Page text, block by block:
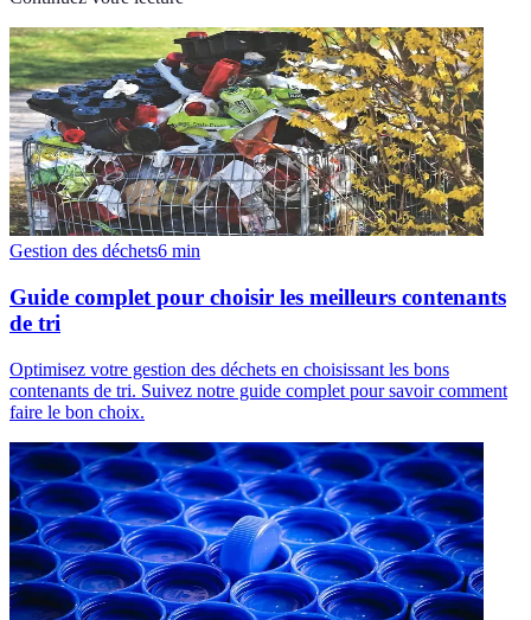
Gestion des déchets6 min
Guide complet pour choisir les meilleurs contenants
de tri
Optimisez votre gestion des déchets en choisissant les bons
contenants de tri. Suivez notre guide complet pour savoir comment
faire le bon choix.